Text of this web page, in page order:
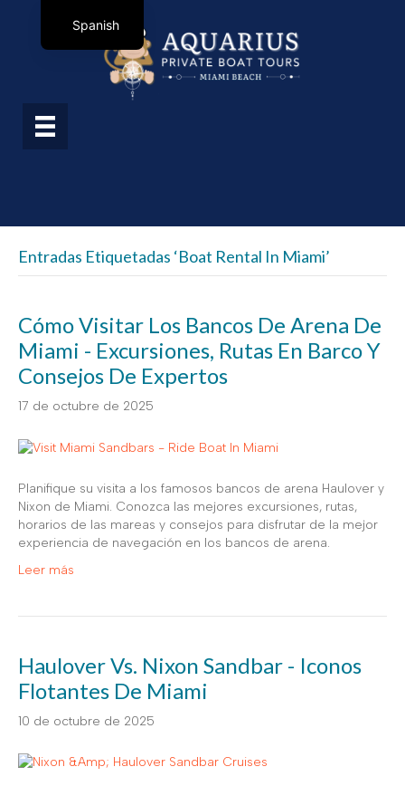
Entradas Etiquetadas ‘boat Rental In Miami’
Cómo Visitar Los Bancos De Arena De
Miami - Excursiones, Rutas En Barco Y
Consejos De Expertos
17 de octubre de 2025
Planifique su visita a los famosos bancos de arena Haulover y
Nixon de Miami. Conozca las mejores excursiones, rutas,
horarios de las mareas y consejos para disfrutar de la mejor
experiencia de navegación en los bancos de arena.
Leer más
Haulover Vs. Nixon Sandbar - Iconos
Flotantes De Miami
10 de octubre de 2025
Spanish